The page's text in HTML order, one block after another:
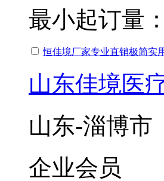
最小起订量：
恒佳境厂家专业直销极简实
山东佳境医
山东-淄博市
企业会员